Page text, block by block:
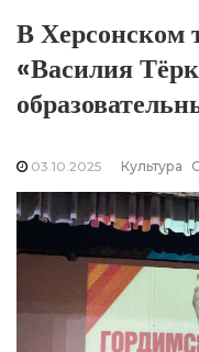
В Херсонском
«Василия
03.10.2025 Культура